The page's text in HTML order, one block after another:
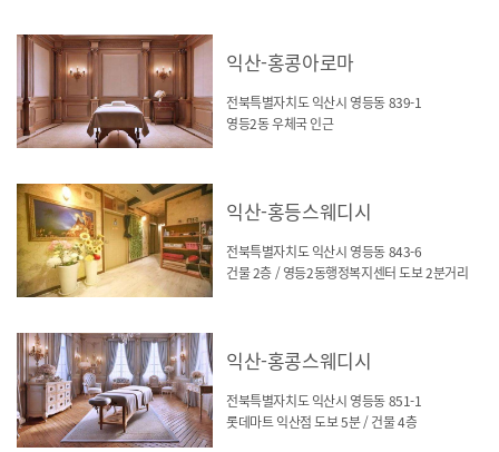
익산-홍콩아로마
전북특별자치도 익산시 영등동 839-1
영등2동 우체국 인근
익산-홍등스웨디시
전북특별자치도 익산시 영등동 843-6
건물 2층 / 영등2동행정복지센터 도보 2분거리
익산-홍콩스웨디시
전북특별자치도 익산시 영등동 851-1
롯데마트 익산점 도보 5분 / 건물 4층